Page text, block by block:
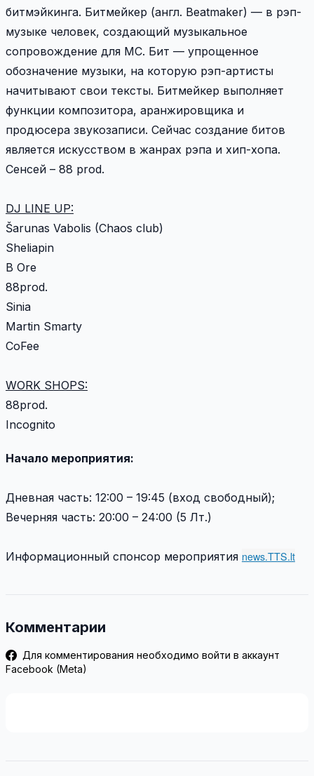
битмэйкинга. Битмейкер (англ. Beatmaker) — в рэп-
музыке человек, создающий музыкальное
сопровождение для MC. Бит — упрощенное
обозначение музыки, на которую рэп-артисты
начитывают свои тексты. Битмейкер выполняет
функции композитора, аранжировщика и
продюсера звукозаписи. Сейчас создание битов
является искусством в жанрах рэпа и хип-хопа.
Сенсей – 88 prod.
DJ LINE UP:
Šarunas Vabolis (Chaos club)
Sheliapin
B Ore
88prod.
Sinia
Martin Smarty
CoFee
WORK SHOPS:
88prod.
Incognito
Начало мероприятия:
Дневная часть: 12:00 – 19:45 (вход свободный);
Вечерняя часть: 20:00 – 24:00 (5 Лт.)
Информационный спонсор мероприятия news.TTS.lt
Комментарии
Для комментирования необходимо войти в аккаунт
Facebook (Meta)